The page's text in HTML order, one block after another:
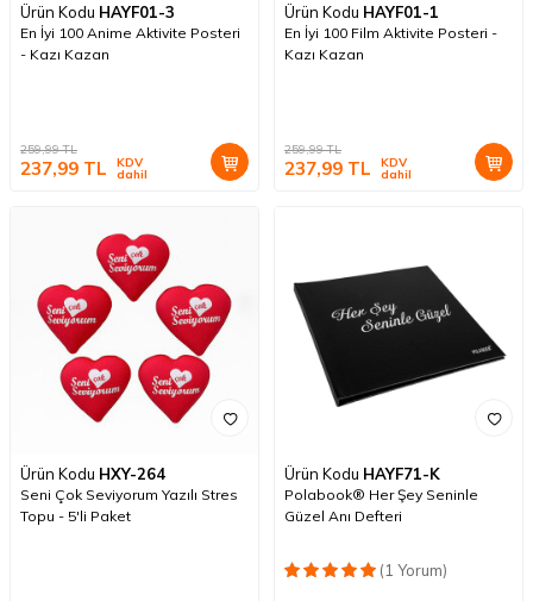
Ürün Kodu HAYF01-3
En İyi 100 Anime Aktivite Posteri
- Kazı Kazan
259,99TL
237,99 TL KDV
dahil
Ürün Kodu HAYF01-1
En İyi 100 Film Aktivite Posteri -
Kazı Kazan
259,99TL
237,99 TL KDV
dahil
Ürün Kodu HXY-264
Seni Çok Seviyorum Yazılı Stres
Topu - 5'li Paket
Ürün Kodu HAYF71-K
Polabook® Her Şey Seninle
Güzel Anı Defteri
(1 Yorum)